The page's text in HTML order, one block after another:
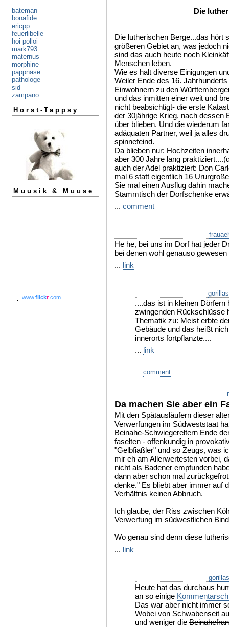
bateman
bonafide
ericpp
feuerlibelle
hoi polloi
mark793
maternus
morphine
pappnase
pathologe
sid
zampano
Horst-Tappsy
Muusik & Muuse
www.flickr.com
Die
Die lutherischen Berge...das hört
größeren Gebiet an, was jedoch
sind das auch heute noch
Menschen leben.
Wie es halt diverse Einigungen
Weiler Ende des 16.
Einwohnern zu den
und das inmitten einer weit und
nicht beabsichtigt- die erste
der 30jährige Krieg, nach dessen
über blieben. Und die wiederum
adäquaten Partner, weil ja alles
spinnefeind.
Da blieben nur: Hochzeiten
aber 300 Jahre lang
auch der Adel praktiziert: Don
mal 6 statt eigentlich 16
Sie mal einen Ausflug dahin
Stammtisch der Dorfschenke
... comment
He he, bei uns im Dorf hat jeder
bei denen wohl genauso
... link
....das ist in kleinen Dörfern
zwingenden Rückschlüsse
Thematik zu: Meist erbte
Gebäude und das heißt
innerorts fortpflanzte....
... link
... comment
Da machen Sie aber ein
Mit den Spätausläufern dieser
Verwerfungen im Südweststaat
Beinahe-Schwiegereltern Ende
faselten - offenkundig in
"Gelbfiaßler" und so Zeugs, was
mir eh am Allerwertesten vorbei,
nicht als Badener empfunden
dann aber schon mal
denke." Es bliebt aber immer auf
Verhältnis keinen Abbruch.
Ich glaube, der Riss zwischen
Verwerfung im südwestlichen
Wo genau sind denn diese
... link
Heute hat das durchaus
an so einige
Das war aber nicht immer
Wobei von Schwabenseit
und weniger die